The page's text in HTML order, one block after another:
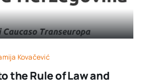
Kovačević
the Rule of Law and